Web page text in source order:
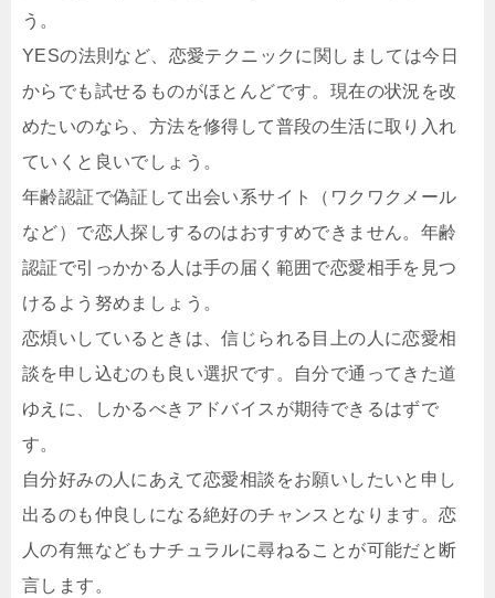
う。
YESの法則など、恋愛テクニックに関しましては今日
からでも試せるものがほとんどです。現在の状況を改
めたいのなら、方法を修得して普段の生活に取り入れ
ていくと良いでしょう。
年齢認証で偽証して出会い系サイト（ワクワクメール
など）で恋人探しするのはおすすめできません。年齢
認証で引っかかる人は手の届く範囲で恋愛相手を見つ
けるよう努めましょう。
恋煩いしているときは、信じられる目上の人に恋愛相
談を申し込むのも良い選択です。自分で通ってきた道
ゆえに、しかるべきアドバイスが期待できるはずで
す。
自分好みの人にあえて恋愛相談をお願いしたいと申し
出るのも仲良しになる絶好のチャンスとなります。恋
人の有無などもナチュラルに尋ねることが可能だと断
言します。